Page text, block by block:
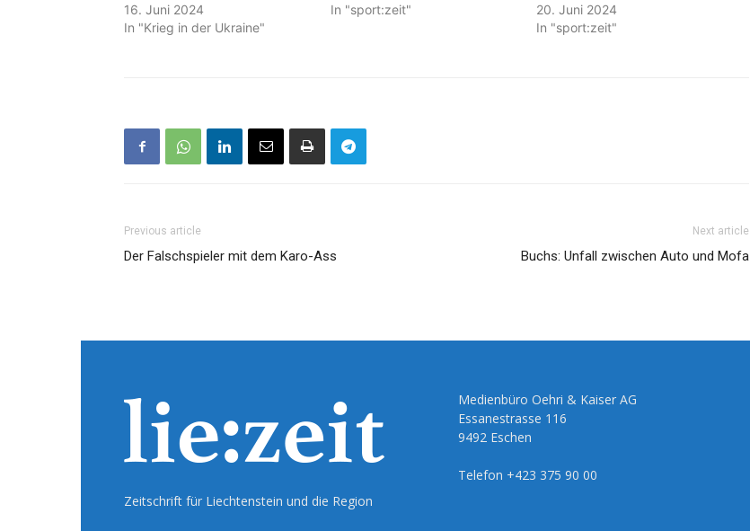
16. Juni 2024
In "Krieg in der Ukraine"
In "sport:zeit"
20. Juni 2024
In "sport:zeit"
Previous article
Der Falschspieler mit dem Karo-Ass
Next article
Buchs: Unfall zwischen Auto und Mofa
Zeitschrift für Liechtenstein und die Region
Medienbüro Oehri & Kaiser AG
Essanestrasse 116
9492 Eschen
Telefon +423 375 90 00